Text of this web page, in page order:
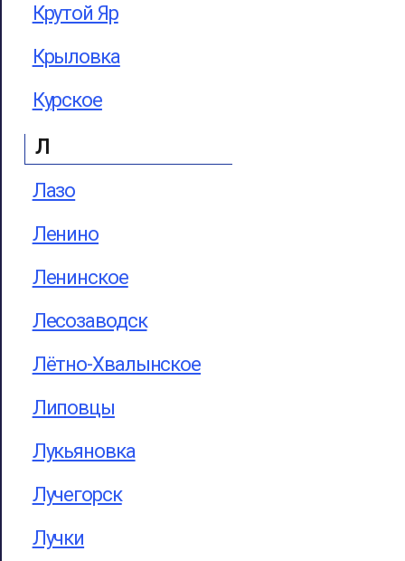
Крутой Яр
Крыловка
Курское
Л
Лазо
Ленино
Ленинское
Лесозаводск
Лётно-Хвалынское
Липовцы
Лукьяновка
Лучегорск
Лучки